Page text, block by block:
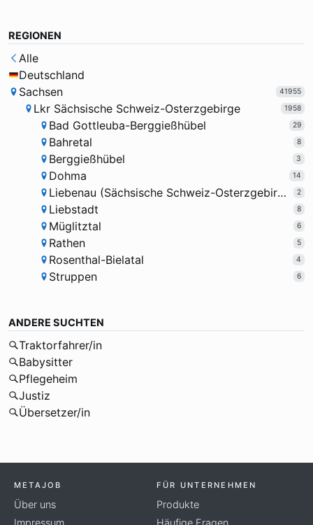
REGIONEN
Alle
Deutschland
Sachsen
41955
Lkr Sächsische Schweiz-Osterzgebirge 1958
Bad Gottleuba-Berggießhübel 29
Bahretal 8
Berggießhübel 3
Dohma 14
Liebenau (Sächsische Schweiz-Osterzgebirge) 2
Liebstadt 8
Müglitztal 6
Rathen 5
Rosenthal-Bielatal 4
Struppen 6
ANDERE SUCHTEN
Traktorfahrer/in
Babysitter
Pflegeheim
Justiz
Übersetzer/in
METAJOB
Über uns
FÜR UNTERNEHMEN
Produkte